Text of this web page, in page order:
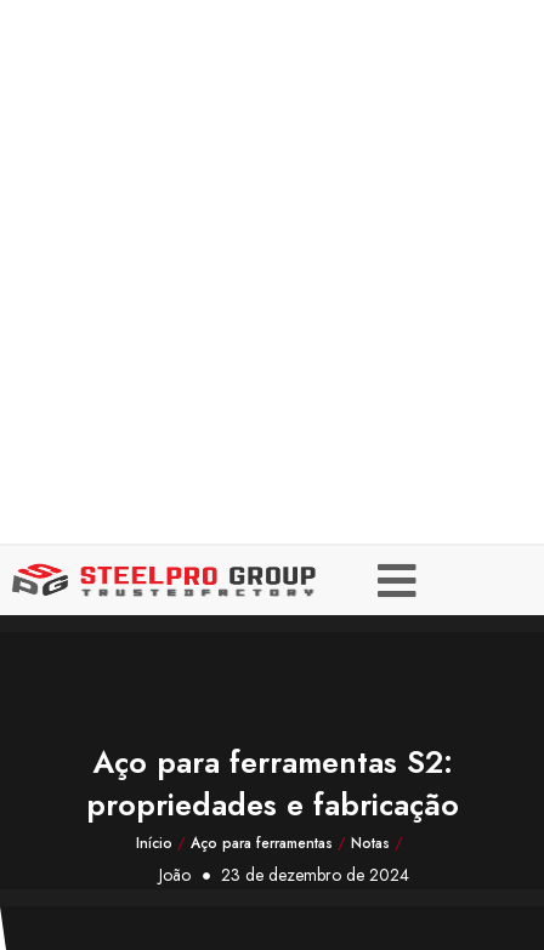
Aço para ferramentas S2:
propriedades e fabricação
Início / Aço para ferramentas / Notas /
João 23 de dezembro de 2024